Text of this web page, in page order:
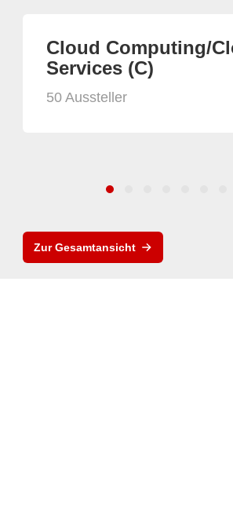
Cloud Computing/
Services (C)
50 Aussteller
Zur Gesamtansicht